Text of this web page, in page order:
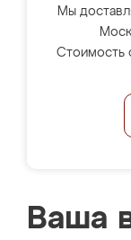
Мы
Стоимость
Ваша